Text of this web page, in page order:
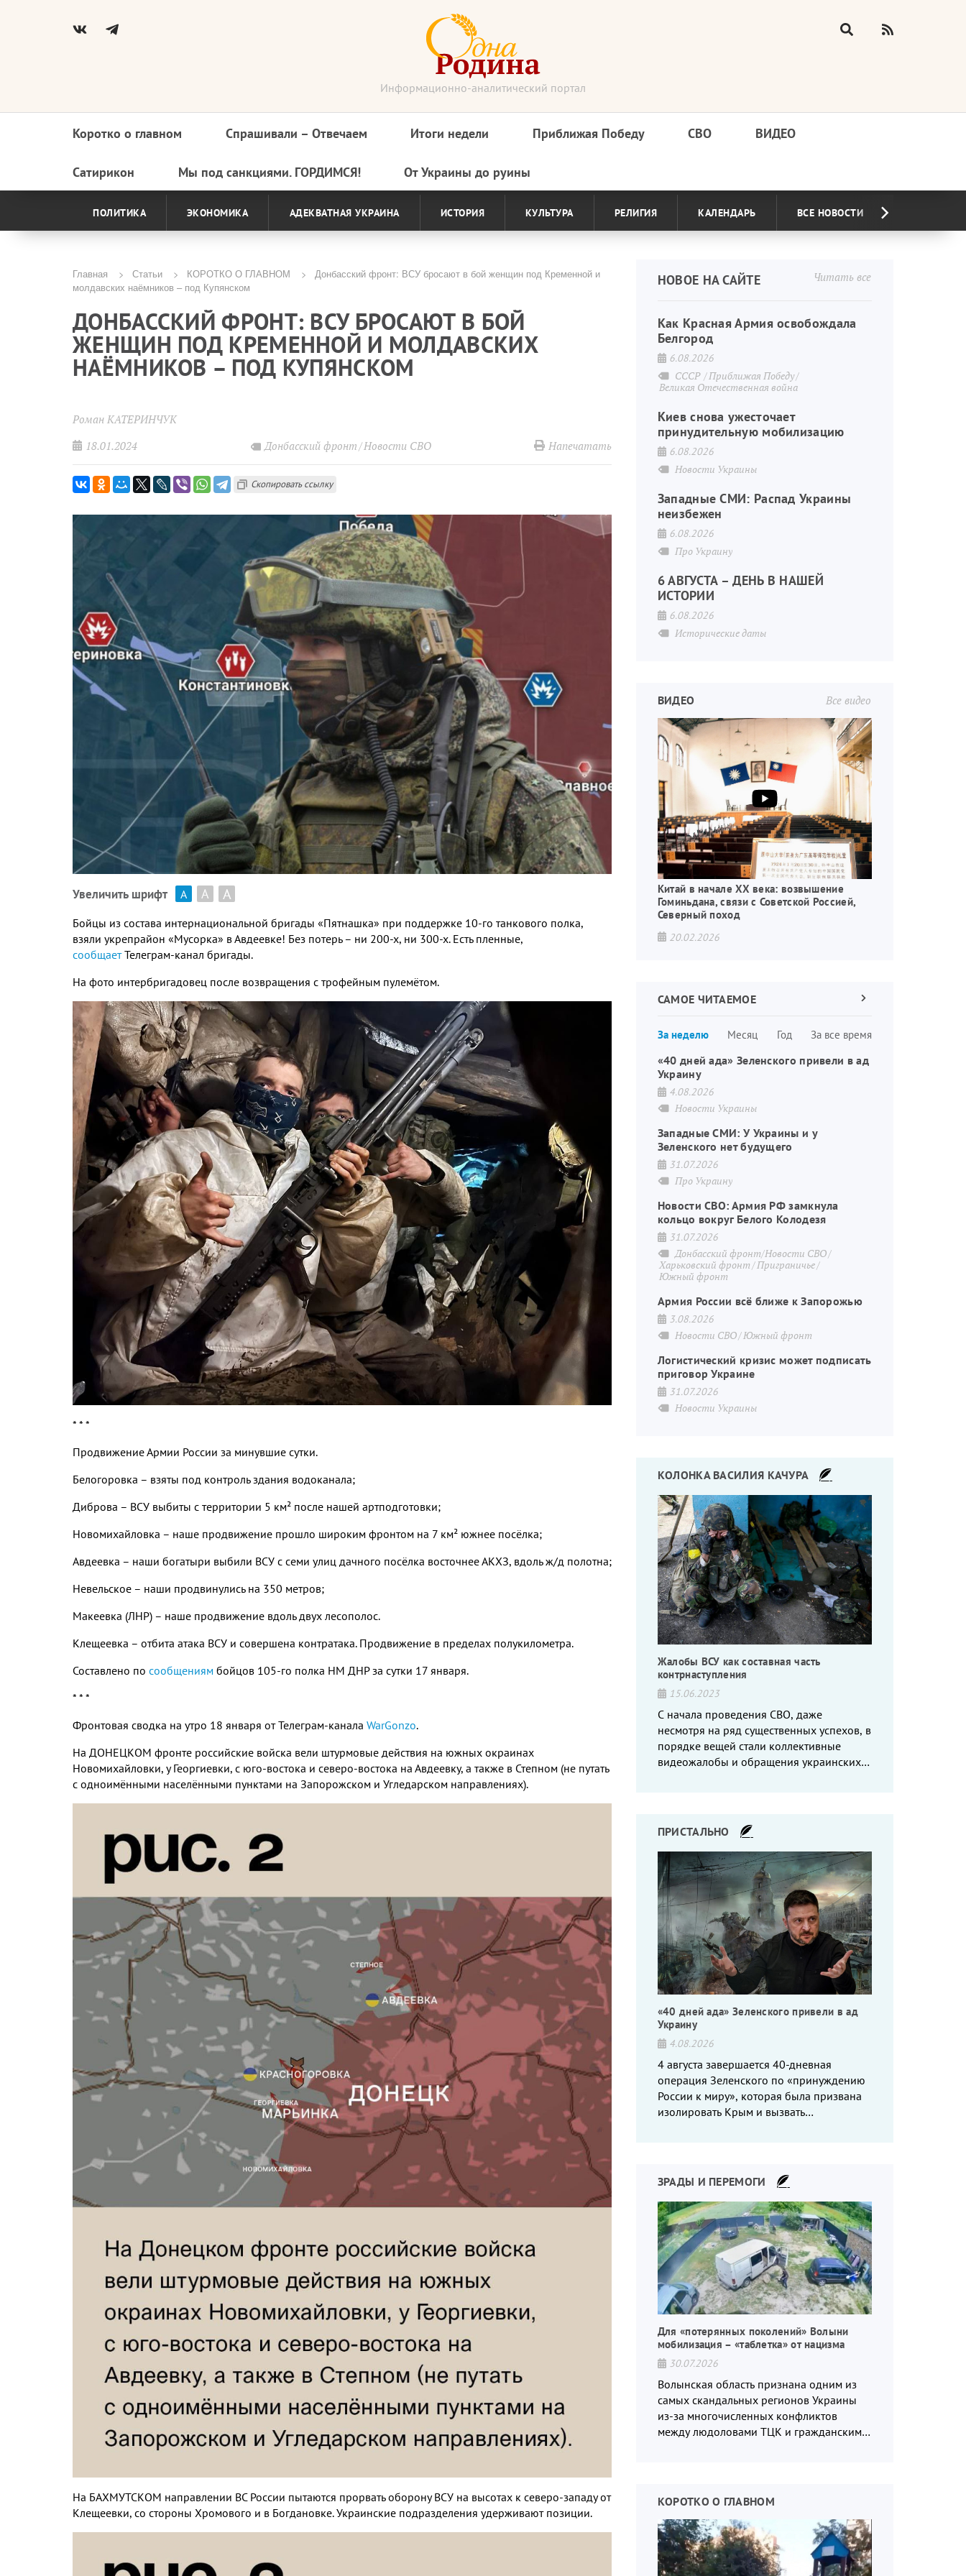
Информационно-аналитический портал
Основная
навигация
Коротко о главном Спрашивали – Отвечаем Итоги недели Приближая Победу СВО ВИДЕО
Сатирикон Мы под санкциями. ГОРДИМСЯ! От Украины до руины
ПОЛИТИКА ЭКОНОМИКА АДЕКВАТНАЯ УКРАИНА ИСТОРИЯ КУЛЬТУРА РЕЛИГИЯ КАЛЕНДАРЬ ВСЕ НОВОСТИ
Строка
навигации
Главная Статьи КОРОТКО О ГЛАВНОМ
Донбасский фронт: ВСУ бросают в бой женщин под Кременной и
молдавских наёмников – под Купянском
ДОНБАССКИЙ ФРОНТ: ВСУ БРОСАЮТ В БОЙ
ЖЕНЩИН ПОД КРЕМЕННОЙ И МОЛДАВСКИХ
НАЁМНИКОВ – ПОД КУПЯНСКОМ
Роман КАТЕРИНЧУК
18.01.2024
Донбасский фронт Новости СВО Напечатать
Скопировать ссылку
Увеличить шрифт А А А
Бойцы из состава интернациональной бригады «Пятнашка» при поддержке 10-го танкового полка,
взяли укрепрайон «Мусорка» в Авдеевке! Без потерь – ни 200-х, ни 300-х. Есть пленные,
сообщаетТелеграм-канал бригады.
На фото интербригадовец после возвращения с трофейным пулемётом.
* * *
Продвижение Армии России за минувшие сутки.
Белогоровка – взяты под контроль здания водоканала;
Диброва – ВСУ выбиты с территории 5 км² после нашей артподготовки;
Новомихайловка – наше продвижение прошло широким фронтом на 7 км² южнее посёлка;
Авдеевка – наши богатыри выбили ВСУ с семи улиц дачного посёлка восточнее АКХЗ, вдоль ж/д полотна;
Невельское – наши продвинулись на 350 метров;
Макеевка (ЛНР) – наше продвижение вдоль двух лесополос.
Клещеевка – отбита атака ВСУ и совершена контратака. Продвижение в пределах полукилометра.
Составлено по сообщениям бойцов 105-го полка НМ ДНР за сутки 17 января.
* * *
Фронтовая сводка на утро 18 января от Телеграм-канала WarGonzo.
На ДОНЕЦКОМ фронте российские войска вели штурмовые действия на южных окраинах
Новомихайловки, у Георгиевки, с юго-востока и северо-востока на Авдеевку, а также в Степном (не путать
с одноимёнными населёнными пунктами на Запорожском и Угледарском направлениях).
На БАХМУТСКОМ направлении ВС России пытаются прорвать оборону ВСУ на высотах к северо-западу от
Клещеевки, со стороны Хромового и в Богдановке. Украинские подразделения удерживают позиции.
Читать все
НОВОЕ НА САЙТЕ
Как Красная Армия освобождала
Белгород
6.08.2026
СССР Приближая Победу
Великая Отечественная война
Киев снова ужесточает
принудительную мобилизацию
6.08.2026
Новости Украины
Западные СМИ: Распад Украины
неизбежен
6.08.2026
Про Украину
6 АВГУСТА – ДЕНЬ В НАШЕЙ
ИСТОРИИ
6.08.2026
Исторические даты
Все видео
ВИДЕО
Китай в начале XX века: возвышение
Гоминьдана, связи с Советской Россией,
Северный поход
20.02.2026
САМОЕ ЧИТАЕМОЕ
За неделю Месяц Год За все времястраниц
Следующая
«40 дней ада» Зеленского привели в ад
Украину
4.08.2026
Новости Украины
Западные СМИ: У Украины и у
Зеленского нет будущего
31.07.2026
Про Украину
Новости СВО: Армия РФ замкнула
кольцо вокруг Белого Колодезя
31.07.2026
Донбасский фронт/Новости СВО
Харьковский фронт Приграничье
Южный фронт
Армия России всё ближе к Запорожью
3.08.2026
Новости СВО Южный фронт
Логистический кризис может подписать
приговор Украине
31.07.2026
Новости Украины
КОЛОНКА ВАСИЛИЯ КАЧУРА
Жалобы ВСУ как составная часть
контрнаступления
15.06.2023
С начала проведения СВО, даже
несмотря на ряд существенных успехов, в
порядке вещей стали коллективные
видеожалобы и обращения украинских
ПРИСТАЛЬНО
«40 дней ада» Зеленского привели в ад
Украину
4.08.2026
4 августа завершается 40-дневная
операция Зеленского по «принуждению
России к миру», которая была призвана
изолировать Крым и вызвать
ЗРАДЫ И ПЕРЕМОГИ
Для «потерянных поколений» Волыни
мобилизация – «таблетка» от нацизма
30.07.2026
Волынская область признана одним из
самых скандальных регионов Украины
из-за многочисленных конфликтов
между людоловами ТЦК и гражданским
КОРОТКО О ГЛАВНОМ